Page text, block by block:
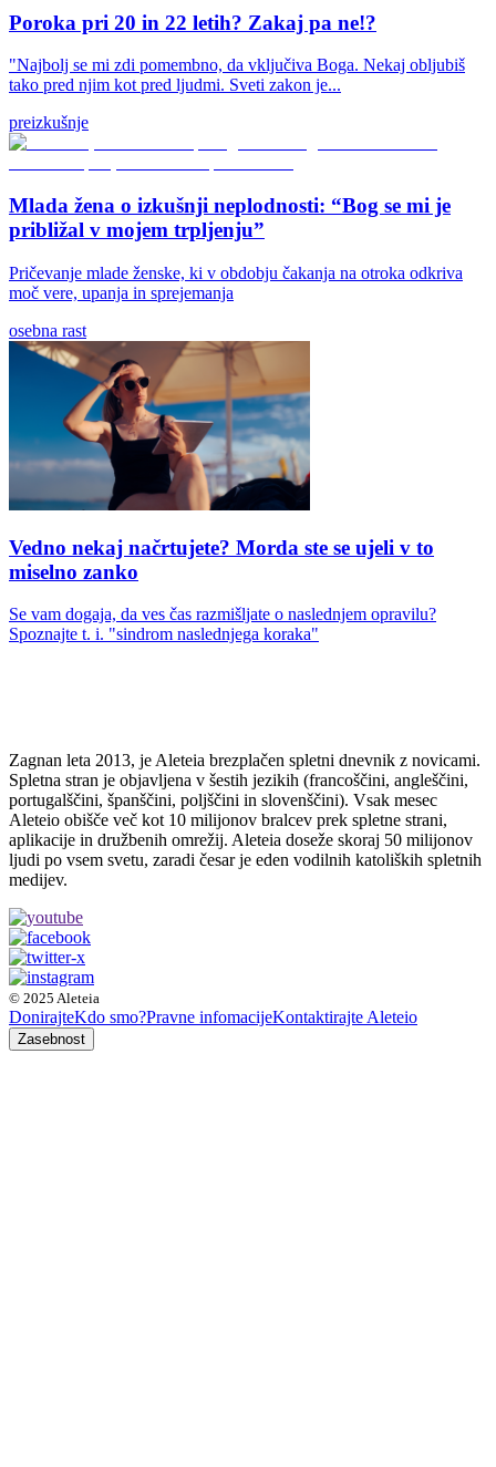
Poroka pri 20 in 22 letih? Zakaj pa ne!?
"Najbolj se mi zdi pomembno, da vključiva Boga. Nekaj obljubiš
tako pred njim kot pred ljudmi. Sveti zakon je...
preizkušnje
Mlada žena o izkušnji neplodnosti: “Bog se mi je
približal v mojem trpljenju”
Pričevanje mlade ženske, ki v obdobju čakanja na otroka odkriva
moč vere, upanja in sprejemanja
osebna rast
Vedno nekaj načrtujete? Morda ste se ujeli v to
miselno zanko
Se vam dogaja, da ves čas razmišljate o naslednjem opravilu?
Spoznajte t. i. "sindrom naslednjega koraka"
Zagnan leta 2013, je Aleteia brezplačen spletni dnevnik z novicami.
Spletna stran je objavljena v šestih jezikih (francoščini, angleščini,
portugalščini, španščini, poljščini in slovenščini). Vsak mesec
Aleteio obišče več kot 10 milijonov bralcev prek spletne strani,
aplikacije in družbenih omrežij. Aleteia doseže skoraj 50 milijonov
ljudi po vsem svetu, zaradi česar je eden vodilnih katoliških spletnih
medijev.
© 2025 Aleteia
DonirajteKdo smo?Pravne infomacijeKontaktirajte Aleteio
Zasebnost